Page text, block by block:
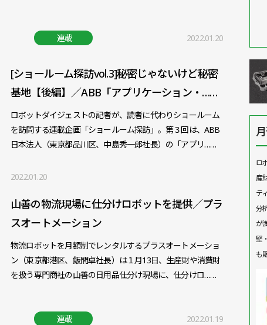
連載 2022.01.20
[ショールーム探訪vol.3]秘密じゃないけど秘密
基地【後編】／ABB「アプリケーション・……
ロボットダイジェストの記者が、読者に代わりショールーム
を訪問する連載企画「ショールーム探訪」。第３回は、ABB
日本法人（東京都品川区、中島秀一郎社長）の「アプリ……
2022.01.20
山善の物流現場に仕分けロボットを提供／プラ
スオートメーション
物流ロボットを月額制でレンタルするプラスオートメーショ
ン（東京都港区、飯間卓社長）は１月13日、生産財や消費財
を扱う専門商社の山善の日用品仕分け現場に、仕分けロ……
連載 2022.01.19
ロ
産
テ
分
が
堅
も